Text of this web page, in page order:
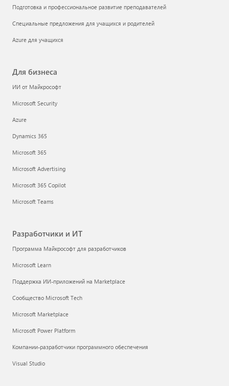
Подготовка и профессиональное развитие преподавателей
Специальные предложения для учащихся и родителей
Azure для учащихся
Для бизнеса
ИИ от Майкрософт
Microsoft Security
Azure
Dynamics 365
Microsoft 365
Microsoft Advertising
Microsoft 365 Copilot
Microsoft Teams
Разработчики и ИТ
Программа Майкрософт для разработчиков
Microsoft Learn
Поддержка ИИ-приложений на Marketplace
Сообщество Microsoft Tech
Microsoft Marketplace
Microsoft Power Platform
Компании-разработчики программного обеспечения
Visual Studio